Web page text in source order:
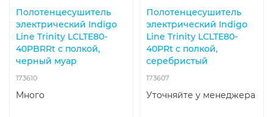
Полотенцесушитель
электрический Indigo
Line Trinity LСLTE80-
40PBRRt с полкой,
черный муар
173610
Много
Полотенцесушитель
электрический Indigo
Line Trinity LСLTE80-
40PRt с полкой,
серебристый
173607
Уточняйте у менеджера